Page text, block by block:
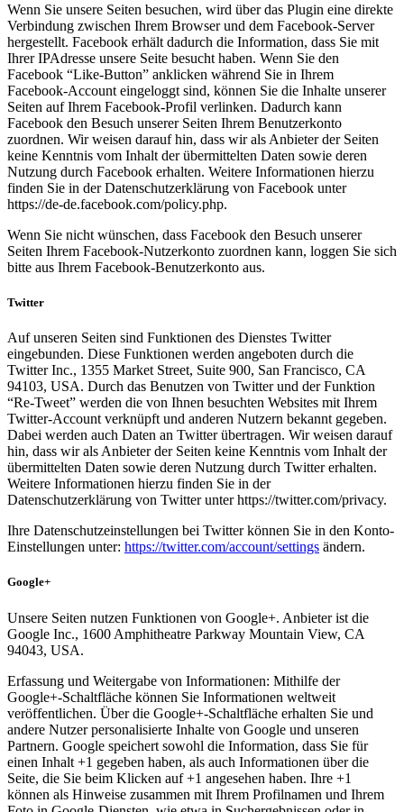
Wenn Sie unsere Seiten besuchen, wird über das Plugin eine direkte
Verbindung zwischen Ihrem Browser und dem Facebook-Server
hergestellt. Facebook erhält dadurch die Information, dass Sie mit
Ihrer IPAdresse unsere Seite besucht haben. Wenn Sie den
Facebook “Like-Button” anklicken während Sie in Ihrem
Facebook-Account eingeloggt sind, können Sie die Inhalte unserer
Seiten auf Ihrem Facebook-Profil verlinken. Dadurch kann
Facebook den Besuch unserer Seiten Ihrem Benutzerkonto
zuordnen. Wir weisen darauf hin, dass wir als Anbieter der Seiten
keine Kenntnis vom Inhalt der übermittelten Daten sowie deren
Nutzung durch Facebook erhalten. Weitere Informationen hierzu
finden Sie in der Datenschutzerklärung von Facebook unter
https://de-de.facebook.com/policy.php.
Wenn Sie nicht wünschen, dass Facebook den Besuch unserer
Seiten Ihrem Facebook-Nutzerkonto zuordnen kann, loggen Sie sich
bitte aus Ihrem Facebook-Benutzerkonto aus.
Twitter
Auf unseren Seiten sind Funktionen des Dienstes Twitter
eingebunden. Diese Funktionen werden angeboten durch die
Twitter Inc., 1355 Market Street, Suite 900, San Francisco, CA
94103, USA. Durch das Benutzen von Twitter und der Funktion
“Re-Tweet” werden die von Ihnen besuchten Websites mit Ihrem
Twitter-Account verknüpft und anderen Nutzern bekannt gegeben.
Dabei werden auch Daten an Twitter übertragen. Wir weisen darauf
hin, dass wir als Anbieter der Seiten keine Kenntnis vom Inhalt der
übermittelten Daten sowie deren Nutzung durch Twitter erhalten.
Weitere Informationen hierzu finden Sie in der
Datenschutzerklärung von Twitter unter https://twitter.com/privacy.
Ihre Datenschutzeinstellungen bei Twitter können Sie in den Konto-
Einstellungen unter: https://twitter.com/account/settings ändern.
Google+
Unsere Seiten nutzen Funktionen von Google+. Anbieter ist die
Google Inc., 1600 Amphitheatre Parkway Mountain View, CA
94043, USA.
Erfassung und Weitergabe von Informationen: Mithilfe der
Google+-Schaltfläche können Sie Informationen weltweit
veröffentlichen. Über die Google+-Schaltfläche erhalten Sie und
andere Nutzer personalisierte Inhalte von Google und unseren
Partnern. Google speichert sowohl die Information, dass Sie für
einen Inhalt +1 gegeben haben, als auch Informationen über die
Seite, die Sie beim Klicken auf +1 angesehen haben. Ihre +1
können als Hinweise zusammen mit Ihrem Profilnamen und Ihrem